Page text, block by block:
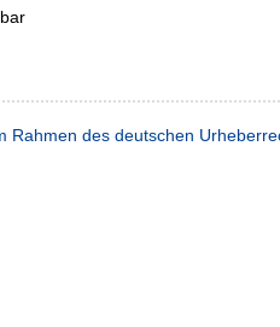
Rahmen des deutschen